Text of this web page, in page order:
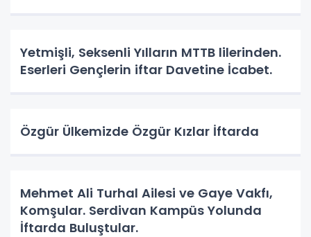
Yetmişli, Seksenli Yılların MTTB lilerinden.
Eserleri Gençlerin iftar Davetine İcabet.
Özgür Ülkemizde Özgür Kızlar İftarda
Mehmet Ali Turhal Ailesi ve Gaye Vakfı,
Komşular. Serdivan Kampüs Yolunda
İftarda Buluştular.